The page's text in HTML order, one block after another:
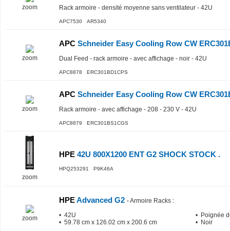
zoom Rack armoire - densité moyenne sans ventilateur - 42U
APC7530 AR5340
zoom
APC Schneider Easy Cooling Row CW
Dual Feed - rack armoire - avec affichage - noir - 42U
APC8878 ERC301BD1CPS
zoom
APC Schneider Easy Cooling Row CW
Rack armoire - avec affichage - 208 - 230 V - 42U
APC8879 ERC301BS1CGS
zoom
HPE 42U 800X1200 ENT G2 SHOCK STOCK .
HPQ253291 P9K46A
zoom
HPEAdvanced G2 -Armoire Racks :
• 42U
• 59.78 cm x 126.02 cm x 200.6 cm
• Poignée
• Noir